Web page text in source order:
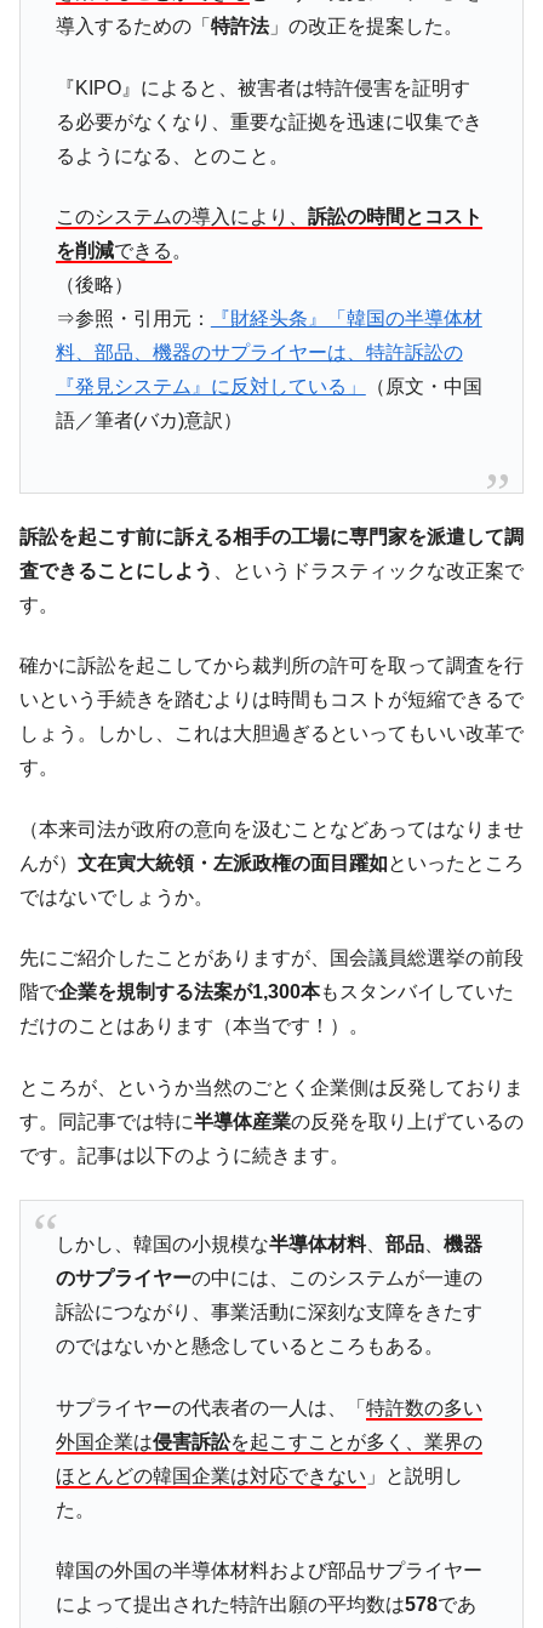
『Money1』
韓国は「中国と同じく」投資に不適格な国
『Money1』
『韓国銀行』が「金の保有量を増やしま
す」⇒「金を経由するドル入手」手段ではないのか？
『Money1』
韓国･外為取引量「1日当たり1,214.4億ド
『Money1』
韓国･帰ってきた李在明。李在明を支持しな
い「50.5％」に上昇
『Money1』
た ⇒ 国家が行った恐るべき株価操作であり、空前の国政壟
『Money1』
韓国･警察職員が「丸刈りになって抗議活
動」
『Money1』
韓国製造業「半導体絶好調」のウラで他業
種は全般的「不調」⇒ PSIが示す現況は決して良くない。
ン』1人当たり賠償10万ウォンを認定 ⇒ 総額3兆7,000億
『Money1』 韓国で猛暑。南東部では干ばつ
『Money1』
韓国型イージス搭載の次世代駆逐艦
「KDDX」1番艦、2032年竣工と公示
『Money1』
『Money1』
韓国政府『BYD』車への補助金を全廃 ⇒ 実
は韓国で『BYD』車は売れている。6カ月で対前年同期比
1.9倍！
く空港に詰めかけ「出て行け！」「極右勢力」のプラカー
ドを掲げる「在韓反米勢力」
『Money1』
韓国政府「2035年までに18.4GW規模のAIデ
『Money1』
JPモルガン「韓国レバレッジETFの清算は
ほぼ終わった」
『Money1』
韓国『国民年金公団』株価暴落で200兆蒸
『Money1』
ャンペーン」⇒ あの名物教授も登場！
『Money1』
韓国「橋が落ちました」⇒ 耐久性「なさす
ぎ」では。
『Money1』
韓国鉄鋼最大手『POSCO』ズブズブ沈む。
Fact1
日本の誇る海洋資源調査船『白嶺』は先進技術の
塊！
Fact1
夏の甲子園、優勝校を最も多く輩出している都道
府県とは？
Fact1 今話題の「楽天ライオンズ」とは？
Fact1 奇跡の毛色「白毛馬」とは？
導入するための「 特許法」の改正を提案した。
『KIPO』によると、被害者は特許侵害を証明す
る必要がなくなり、重要な証拠を迅速に収集でき
るようになる、とのこと。
このシステムの導入により、 訴訟の時間とコスト
を削減できる 。
（後略）
⇒参照・引用元：
『財経头条』「韓国の半導体材
料、部品、機器のサプライヤーは、特許訴訟の
『発見システム』に反対している」
（原文・中国
語／筆者(バカ)意訳）
訴訟を起こす前に訴える相手の工場に専門家を派遣して調
査できることにしよう
、というドラスティックな改正案で
す。
確かに訴訟を起こしてから裁判所の許可を取って調査を行
いという手続きを踏むよりは時間もコストが短縮できるで
しょう。しかし、これは大胆過ぎるといってもいい改革で
す。
（本来司法が政府の意向を汲むことなどあってはなりませ
んが） 文在寅大統領・左派政権の面目躍如といったところ
ではないでしょうか。
先にご紹介したことがありますが、国会議員総選挙の前段
階で企業を規制する法案が1,300本もスタンバイしていた
だけのことはあります（本当です！）。
ところが、というか当然のごとく企業側は反発しておりま
す。同記事では特に半導体産業の反発を取り上げているの
です。記事は以下のように続きます。
しかし、韓国の小規模な半導体材料、 部品、 機器
のサプライヤーの中には、このシステムが一連の
訴訟につながり、事業活動に深刻な支障をきたす
のではないかと懸念しているところもある。
サプライヤーの代表者の一人は、「 特許数の多い
外国企業は侵害訴訟を起こすことが多く、業界の
ほとんどの韓国企業は対応できない 」と説明し
た。
韓国の外国の半導体材料および部品サプライヤー
によって提出された特許出願の平均数は578であ